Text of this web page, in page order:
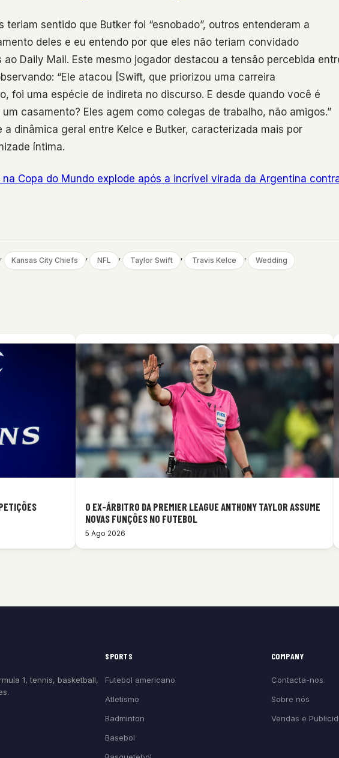
sentido que Butker foi “esnobado”, outros entenderam a
deles e eu entendo por que eles não teriam convidado
ao Daily Mail. Este mesmo jogador destacou a tensão percebida
“Ele atacou [Swift, que priorizou uma carreira
foi uma espécie de indireta no discurso. E desde quando você é
casamento? Eles agem como colegas de trabalho, não amigos.”
dinâmica geral entre Kelce e Butker, caracterizada mais por
íntima.
Copa do Mundo explode após a incrível virada da Argentina
, Kansas City Chiefs , NFL , Taylor Swift , Travis Kelce , Wedding
O EX-ÁRBITRO DA PREMIER LEAGUE ANTHONY TAYLOR ASSUME
NOVAS FUNÇÕES NO FUTEBOL
5 Ago 2026
1, tennis, basketball,
SPORTS
Futebol americano
Atletismo
Badminton
Basebol
COMPANY
Contacta-nos
Sobre nós
Vendas e